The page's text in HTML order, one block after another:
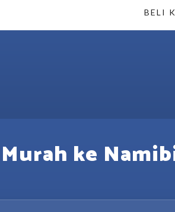
BELI
ke